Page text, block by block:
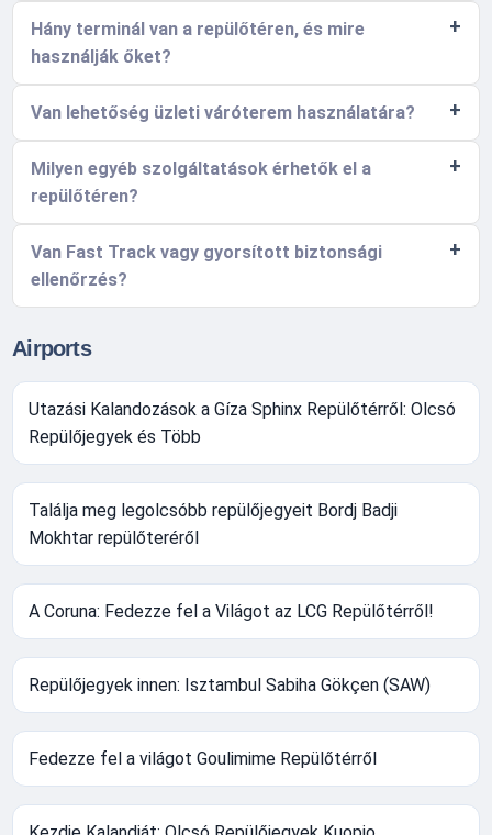
Hány terminál van a repülőtéren, és mire
használják őket?
Van lehetőség üzleti váróterem használatára?
Milyen egyéb szolgáltatások érhetők el a
repülőtéren?
Van Fast Track vagy gyorsított biztonsági
ellenőrzés?
Airports
Utazási Kalandozások a Gíza Sphinx Repülőtérről: Olcsó
Repülőjegyek és Több
Találja meg legolcsóbb repülőjegyeit Bordj Badji
Mokhtar repülőteréről
A Coruna: Fedezze fel a Világot az LCG Repülőtérről!
Repülőjegyek innen: Isztambul Sabiha Gökçen (SAW)
Fedezze fel a világot Goulimime Repülőtérről